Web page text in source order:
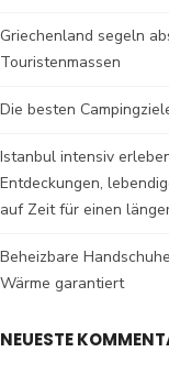
Griechenland segeln
Touristenmassen
Die besten
Istanbul intensiv
Entdeckungen,
auf Zeit für einen
Beheizbare
Wärme garantiert
NEUESTE